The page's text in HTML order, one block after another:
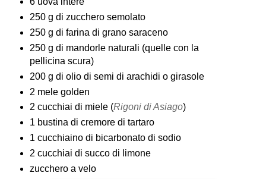
250 g di zucchero semolato
250 g di farina di grano saraceno
250 g di mandorle naturali (quelle con la
pellicina scura)
200 g di olio di semi di arachidi o girasole
2 mele golden
2 cucchiai di miele (Rigoni di Asiago)
1 bustina di cremore di tartaro
1 cucchiaino di bicarbonato di sodio
2 cucchiai di succo di limone
zucchero a velo